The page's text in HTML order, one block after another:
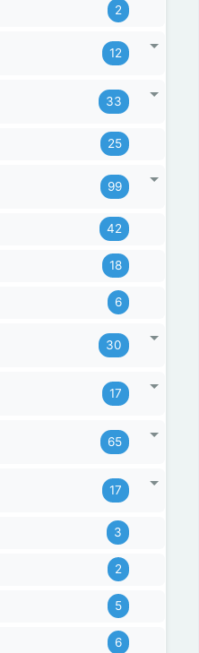
2
12
33
25
99
42
18
6
30
17
65
17
3
2
5
6